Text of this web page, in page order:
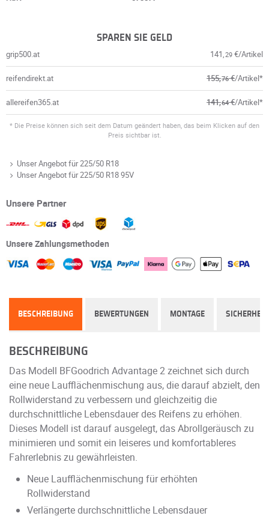
SPAREN SIE GELD
grip500.at 141,29 €/Artikel
reifendirekt.at 155,76€/Artikel*
allereifen365.at 141,64€/Artikel*
* Die Preise können sich seit dem Datum geändert haben, das beim Klicken auf den
Preis sichtbar ist.
Unser Angebot für 225/50 R18
Unser Angebot für 225/50 R18 95V
Unsere Partner
Unsere Zahlungsmethoden
BESCHREIBUNG BEWERTUNGEN MONTAGE SICHERHEIT
BESCHREIBUNG
Das Modell BFGoodrich Advantage 2 zeichnet sich durch
eine neue Laufflächenmischung aus, die darauf abzielt, den
Rollwiderstand zu verbessern und gleichzeitig die
durchschnittliche Lebensdauer des Reifens zu erhöhen.
Dieses Modell ist darauf ausgelegt, das Abrollgeräusch zu
minimieren und somit ein leiseres und komfortableres
Fahrerlebnis zu gewährleisten.
Neue Laufflächenmischung für erhöhten
Rollwiderstand
Verlängerte durchschnittliche Lebensdauer